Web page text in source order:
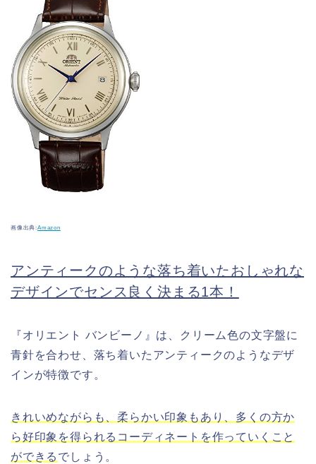
画像出典:Amazon
アンティークのような落ち着いたおしゃれな
デザインでセンス良く決まる1本！
『オリエント バンビーノ』は、クリーム色の文字盤に
青針を合わせ、落ち着いたアンティークのようなデザ
インが特徴です。
きれいめながらも、柔らかい印象もあり、多くの方か
ら好印象を得られるコーディネートを作っていくこと
ができる でしょう。